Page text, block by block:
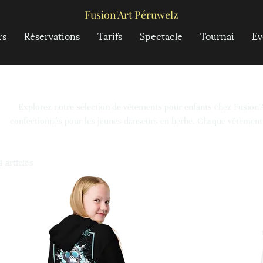
Fusion'Art Péruwelz
Réservations Tarifs Spectacle Tournai